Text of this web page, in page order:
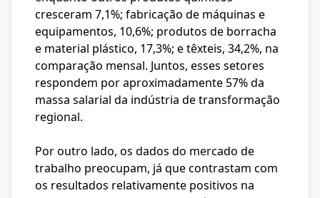
cresceram 7,1%; fabricação de máquinas e
equipamentos, 10,6%; produtos de borracha
e material plástico, 17,3%; e têxteis, 34,2%, na
comparação mensal. Juntos, esses setores
respondem por aproximadamente 57% da
massa salarial da indústria de transformação
regional.
Por outro lado, os dados do mercado de
trabalho preocupam, já que contrastam com
os resultados relativamente positivos na